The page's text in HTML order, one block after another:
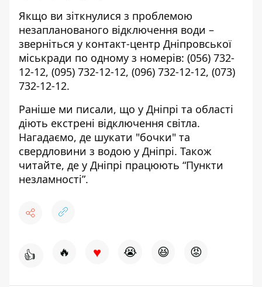
Якщо ви зіткнулися з проблемою
незапланованого відключення води –
зверніться у контакт-центр Дніпровської
міськради по одному з номерів: (056) 732-
12-12, (095) 732-12-12, (096) 732-12-12, (073)
732-12-12.
Раніше ми писали, що у Дніпрі та області
діють екстрені відключення світла.
Нагадаємо, де шукати "бочки" та
свердловини з водою у Дніпрі. Також
читайте, де у Дніпрі працюють “Пункти
незламності”.
👍 🔥 ♥ 😭 😆 😡